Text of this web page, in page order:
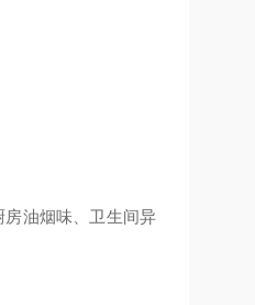
油烟味、卫生间异